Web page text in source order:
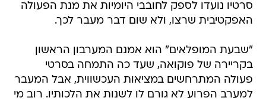
סרטיו נועדו לספק לחובבי היומיות את מנת הפעולה
האפקטיבית שרצו, ולא שום דבר מעבר לכך.
"שבעת המופלאים" הוא אמנם המערבון הראשון
בקריירה של פוקואה, שעד כה התמחה בסרטי
פעולה המתרחשים במציאות העכשווית, אבל המעבר
למערב הפרוע לא גורם לו לשנות את הלכותיו. רוב מי